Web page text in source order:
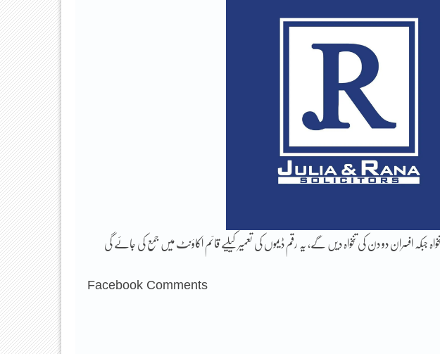
جبکہ افسران دو دن کی تنخواہ دیں گے، یہ رقم ڈیموں کی تعمیر کیلیے قائم اکاؤنٹ میں جمع کی جائے گی
Facebook Comments